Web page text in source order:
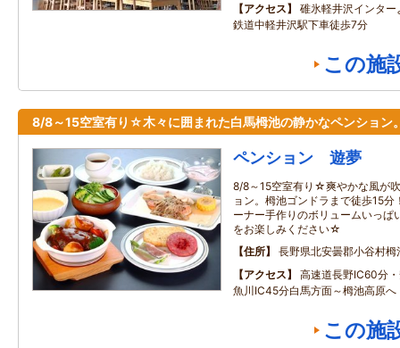
アクセス
碓氷軽井沢インタ
鉄道中軽井沢駅下車徒歩7分
この施
8/8～15空室有り☆木々に囲まれた白馬栂池の静かなペンション
ペンション 遊夢
8/8～15空室有り☆爽やかな風が
ョン。栂池ゴンドラまで徒歩15
ーナー手作りのボリュームいっぱ
をお楽しみください☆
住所
長野県北安曇郡小谷村栂
アクセス
高速道長野IC60分
魚川IC45分白馬方面～栂池高原へ
この施